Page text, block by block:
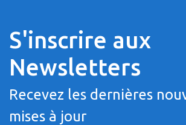
S'inscrire aux
Newsletters
Recevez les dernières
mises à jour